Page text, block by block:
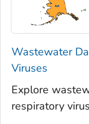
Wastewater
Viruses
Explore
respiratory